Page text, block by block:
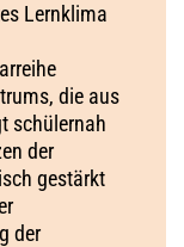
Lernklima
die aus
schülernah
der
gestärkt
der